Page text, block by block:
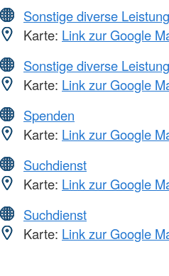
Sonstige diverse
Karte: Link zur Google
Sonstige diverse
Karte: Link zur Google
Spenden
Karte: Link zur Google
Suchdienst
Karte: Link zur Google
Suchdienst
Karte: Link zur Google